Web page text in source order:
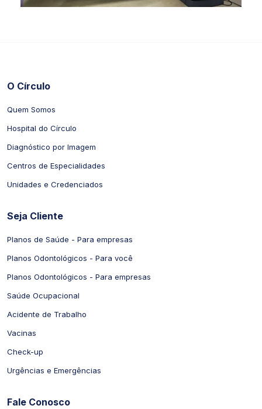
O Círculo
Quem Somos
Hospital do Círculo
Diagnóstico por Imagem
Centros de Especialidades
Unidades e Credenciados
Seja Cliente
Planos de Saúde - Para empresas
Planos Odontológicos - Para você
Planos Odontológicos - Para empresas
Saúde Ocupacional
Acidente de Trabalho
Vacinas
Check-up
Urgências e Emergências
Fale Conosco